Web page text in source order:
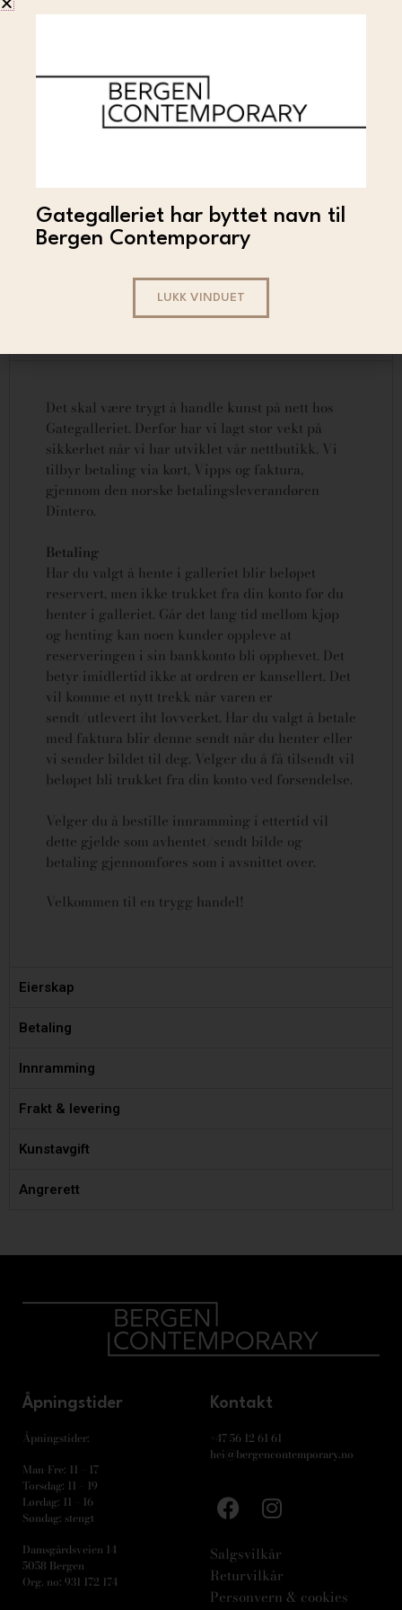
2 600
LES MER
Det skal være trygt å handle kunst på nett hos
Gategalleriet. Derfor har vi lagt stor vekt på
sikkerhet når vi har utviklet vår nettbutikk. Vi
tilbyr betaling via kort, Vipps og faktura,
gjennom den norske betalingsleverandøren
Dintero.
Betaling
Har du valgt å hente i galleriet blir beløpet
reservert, men ikke trukket fra din konto før du
henter i galleriet. Går det lang tid mellom kjøp
og henting kan noen kunder oppleve at
reserveringen i sin bankkonto bli opphevet. Det
betyr imidlertid ikke at ordren er kansellert. Det
vil komme et nytt trekk når varen er
sendt/utlevert iht lovverket. Har du valgt å betale
med faktura blir denne sendt når du henter eller
vi sender bildet til deg. Velger du å få tilsendt vil
beløpet bli trukket fra din konto ved forsendelse.
Velger du å bestille innramming i ettertid vil
dette gjelde som avhentet/sendt bilde og
betaling gjennomføres som i avsnittet over.
Velkommen til en trygg handel!
Eierskap
Betaling
Innramming
Frakt & levering
Kunstavgift
Angrerett
Åpningstider
Åpningstider:
Man-Fre: 11 – 17
Torsdag: 11 – 19
Lørdag: 11 – 16
Søndag: stengt
Damsgårdsveien 14
5058 Bergen
Org. no: 931 172 174
Kontakt
+47 56 12 61 61
hei@bergencontemporary.no
Salgsvilkår
Returvilkår
Personvern & cookies
Gategalleriet har byttet navn til
Bergen Contemporary
LUKK VINDUET